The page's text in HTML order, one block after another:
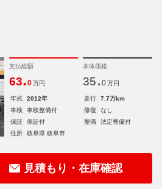
支払総額
63.0 万円
本体価格
35. 0 万円
年式 2012年 走行
7.7万km
車検
車検整備付 修復
なし
保証
保証付 整備
法定整備付
住所
岐阜県 岐阜市
見積もり・在庫確認